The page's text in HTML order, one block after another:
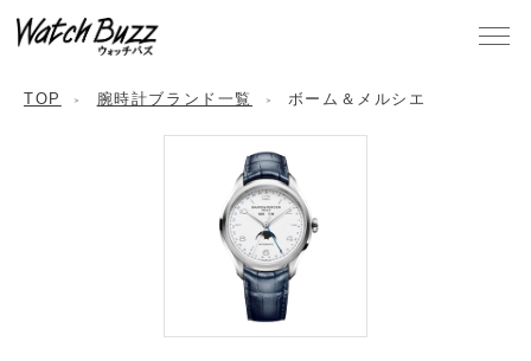
TOP 腕時計ブランド一覧 ボーム＆メルシエ